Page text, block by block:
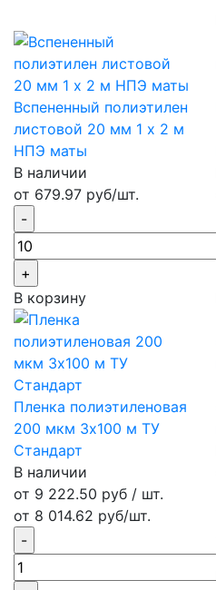
Вспененный полиэтилен
листовой 20 мм 1 х 2 м
НПЭ маты
В наличии
от 679.97 руб/шт.
В корзину
Пленка полиэтиленовая
200 мкм 3х100 м ТУ
Стандарт
В наличии
от 9 222.50 руб / шт.
от 8 014.62 руб/шт.